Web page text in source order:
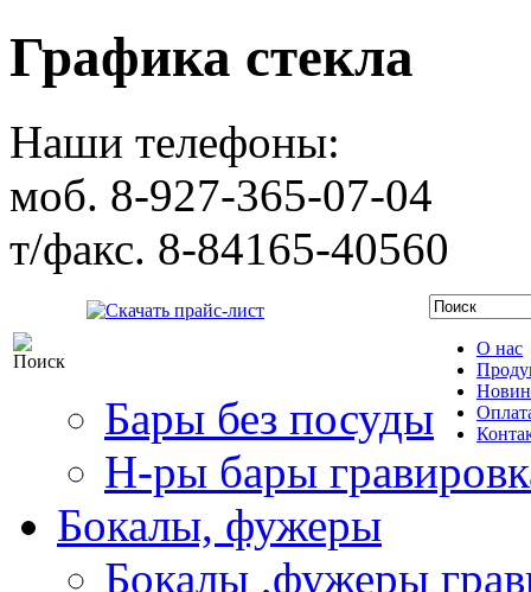
Графика стекла
Наши телефоны:
моб. 8-927-365-07-04
т/факс. 8-84165-40560
О нас
Бары без посуды
Н-ры бары
Бокалы, фужеры
Бокалы ,фужеры